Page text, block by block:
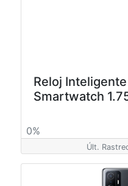
Reloj
Smartwatch
0%
Últ.